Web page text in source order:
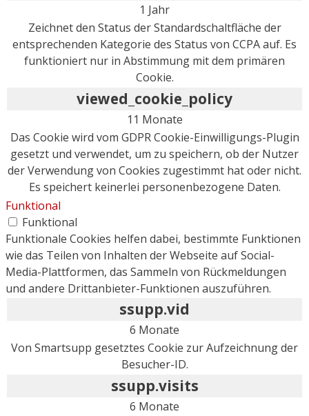
1 Jahr
Zeichnet den Status der Standardschaltfläche der
entsprechenden Kategorie des Status von CCPA auf. Es
funktioniert nur in Abstimmung mit dem primären
Cookie.
viewed_cookie_policy
11 Monate
Das Cookie wird vom GDPR Cookie-Einwilligungs-Plugin
gesetzt und verwendet, um zu speichern, ob der Nutzer
der Verwendung von Cookies zugestimmt hat oder nicht.
Es speichert keinerlei personenbezogene Daten.
Funktional
Funktional
Funktionale Cookies helfen dabei, bestimmte Funktionen
wie das Teilen von Inhalten der Webseite auf Social-
Media-Plattformen, das Sammeln von Rückmeldungen
und andere Drittanbieter-Funktionen auszuführen.
ssupp.vid
6 Monate
Von Smartsupp gesetztes Cookie zur Aufzeichnung der
Besucher-ID.
ssupp.visits
6 Monate